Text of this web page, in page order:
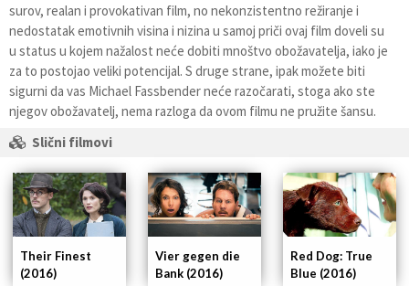
surov, realan i provokativan film, no nekonzistentno režiranje i
nedostatak emotivnih visina i nizina u samoj priči ovaj film doveli su
u status u kojem nažalost neće dobiti mnoštvo obožavatelja, iako je
za to postojao veliki potencijal. S druge strane, ipak možete biti
sigurni da vas Michael Fassbender neće razočarati, stoga ako ste
njegov obožavatelj, nema razloga da ovom filmu ne pružite šansu.
Slični filmovi
Red Dog: True
Blue (2016)
Vier gegen die
Bank (2016)
Their Finest
(2016)